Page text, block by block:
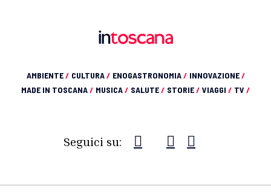
AMBIENTE/ CULTURA/ ENOGASTRONOMIA/ INNOVAZIONE/
MADE IN TOSCANA/ MUSICA/ SALUTE/ STORIE/ VIAGGI / TV /
Seguici su: